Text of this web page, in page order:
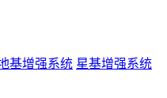
基增强系统 星基增强系统